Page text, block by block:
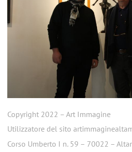
Copyright 2022 – Art Immagine
Utilizzatore del sito
Corso Umberto I n. 59 – 70022 –